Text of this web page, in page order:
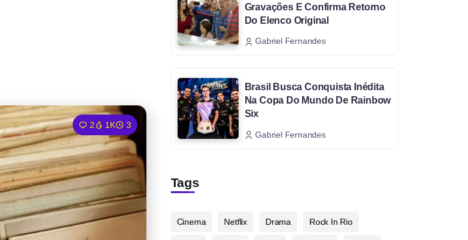
2 1K 3
Gravações E Confirma Retorno
Do Elenco Original
Gabriel Fernandes
Brasil Busca Conquista Inédita
Na Copa Do Mundo De Rainbow
Six
Gabriel Fernandes
Tags
Cinema Netflix Drama Rock In Rio